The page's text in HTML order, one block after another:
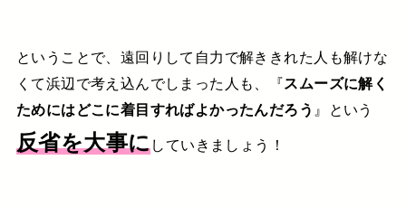
ということで、遠回りして自力で解ききれた人も解けな
くて浜辺で考え込んでしまった人も、『スムーズに解く
ためにはどこに着目すればよかったんだろう 』という
反省を大事にしていきましょう！